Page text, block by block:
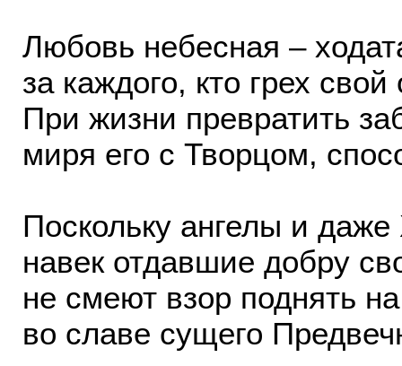
Любовь небесная –
за каждого, кто грех
При жизни превратить
миря его с Творцом,
Поскольку ангелы и
навек отдавшие добру
не смеют взор поднять
во славе сущего